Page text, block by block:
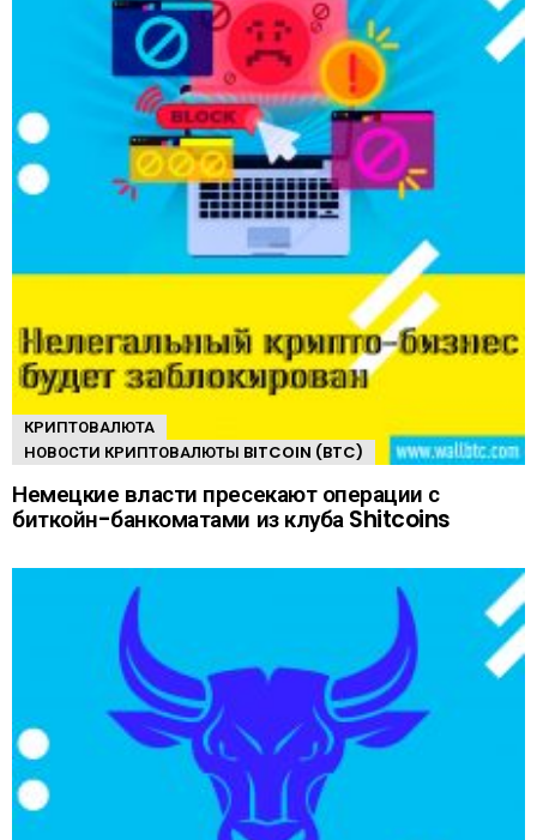
КРИПТОВАЛЮТА
НОВОСТИ КРИПТОВАЛЮТЫ BITCOIN (BTC)
Немецкие власти пресекают операции с
биткойн-банкоматами из клуба Shitcoins